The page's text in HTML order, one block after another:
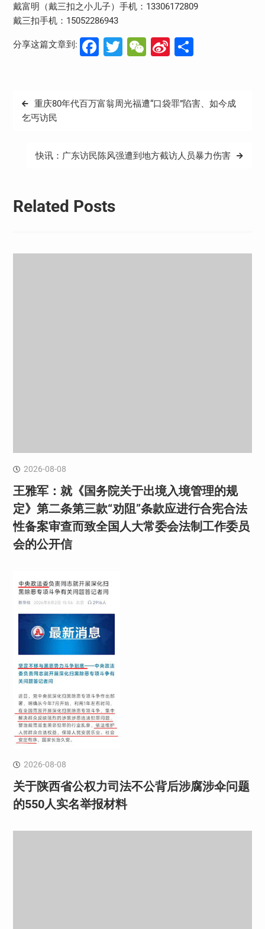
戴富明（戴三扣之小儿子）手机：13306172809
戴三扣手机：15052286943
分享这篇文章到: Facebook
Twitter
WeChat
Sina分
文
章
重庆80年代百万富翁周光福遭“口袋罪”陷害、如今成
乞丐访民
快讯：广东访民陈风强遭到地方截访人员暴力伤害
Related Posts
2026-08-08
王雅军：就《国务院关于出境入境管理的规
定》第二条第三款“劝阻”条款应进行合宪合法
性备案审查而致全国人大常委会法制工作委员
会的公开信
2026-08-08
关于陕西省公权力司法不公背后涉腐涉伞问题
的550人实名举报材料